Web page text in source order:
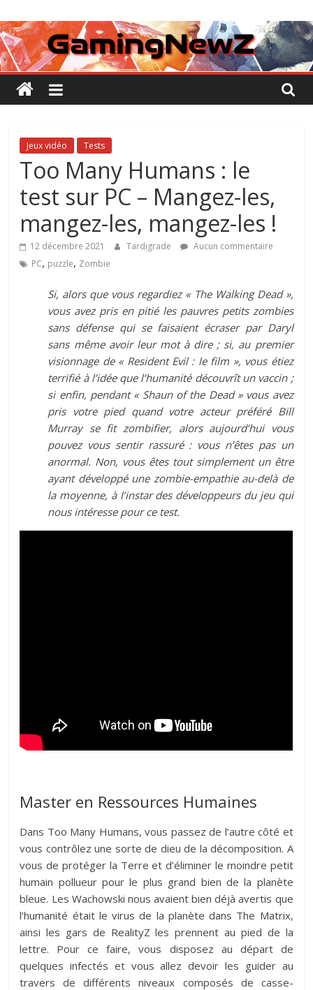
au
contenu
GamingNewZ
Tests
et
Actu
des
vidéo
Jeux vidéo Tests
Too Many Humans : le
test sur PC – Mangez-les,
mangez-les, mangez-les !
12 décembre 2021 Tardigrade
Aucun commentaire
PC, puzzle, Zombie
Si, alors que vous regardiez « The Walking Dead »,
vous avez pris en pitié les pauvres petits zombies
sans défense qui se faisaient écraser par Daryl
sans même avoir leur mot à dire ; si, au premier
visionnage de « Resident Evil : le film », vous étiez
terrifié à l’idée que l’humanité découvrît un vaccin ;
si enfin, pendant « Shaun of the Dead » vous avez
pris votre pied quand votre acteur préféré Bill
Murray se fit zombifier, alors aujourd’hui vous
pouvez vous sentir rassuré : vous n’êtes pas un
anormal. Non, vous êtes tout simplement un être
ayant développé une zombie-empathie au-delà de
la moyenne, à l’instar des développeurs du jeu qui
nous intéresse pour ce test.
Master en Ressources Humaines
Dans Too Many Humans, vous passez de l’autre côté et
vous contrôlez une sorte de dieu de la décomposition. A
vous de protéger la Terre et d’éliminer le moindre petit
humain pollueur pour le plus grand bien de la planète
bleue. Les Wachowski nous avaient bien déjà avertis que
l’humanité était le virus de la planète dans The Matrix,
ainsi les gars de RealityZ les prennent au pied de la
lettre. Pour ce faire, vous disposez au départ de
quelques infectés et vous allez devoir les guider au
travers de différents niveaux composés de casse-